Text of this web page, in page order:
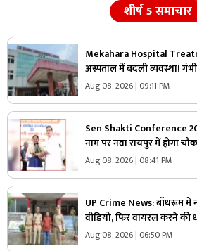
शीर्ष 5 समाचार
Mekahara Hospital
अस्पताल में बदली व्यवस्था!
इमरजेंसी वार्ड में एंट्री, यहां
Aug 08, 2026 | 09:11 PM
Sen Shakti Conference
नाम पर नवा रायपुर में होगा
सीएम साय ने किया ऐलान,
Aug 08, 2026 | 08:41 PM
UP Crime News: बॉथरूम में
वीडियो, फिर वायरल करने की
युवती ने उठाया ये खौफनाक कदम
Aug 08, 2026 | 06:50 PM